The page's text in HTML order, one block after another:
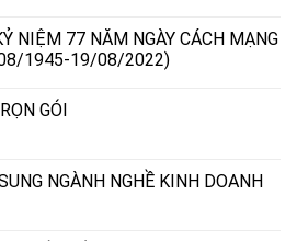
NIỆM 77 NĂM NGÀY CÁCH MẠNG
1945-19/08/2022)
GÓI
NGÀNH NGHỀ KINH DOANH